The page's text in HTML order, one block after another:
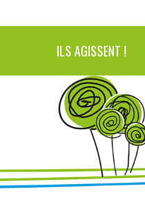
ILS AGISSENT !